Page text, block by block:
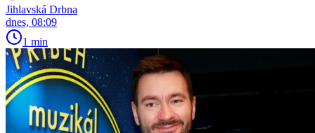
Jihlavská Drbna
dnes, 08:09
1 min